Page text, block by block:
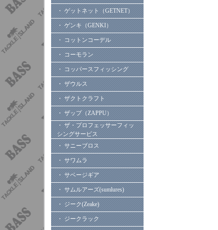
・ ゲットネット（GETNET）
・ ゲンキ（GENKI）
・ コットンコーデル
・ コーモラン
・ コッパースフィッシング
・ ザウルス
・ ザクトクラフト
・ ザップ（ZAPPU）
・ ザ・プロフェッサーフィッ
シングサービス
・ サニーブロス
・ サワムラ
・ サベージギア
・ サムルアーズ(sumlures)
・ ジーク(Zeake)
・ ジークラック